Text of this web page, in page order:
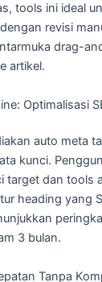
tools ini ideal
revisi
drag-
artikel.
Optimalisasi
auto meta
kunci.
target dan tools
heading yang
3 bulan.
Tanpa